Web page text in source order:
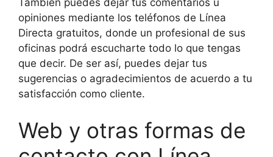
También puedes dejar tus comentarios u
opiniones mediante los teléfonos de Línea
Directa gratuitos, donde un profesional de sus
oficinas podrá escucharte todo lo que tengas
que decir. De ser así, puedes dejar tus
sugerencias o agradecimientos de acuerdo a tu
satisfacción como cliente.
Web y otras formas de